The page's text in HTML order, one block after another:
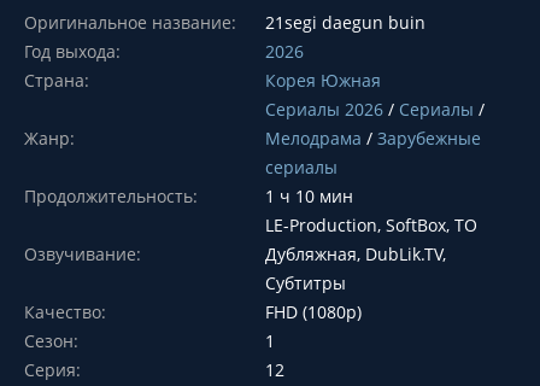
Оригинальное название:
21segi daegun buin
Год выхода:
2026
Страна:
Корея Южная
Жанр:
Сериалы 2026 / Сериалы /
Мелодрама / Зарубежные
сериалы
Продолжительность:
1 ч 10 мин
Озвучивание:
LE-Production, SoftBox, ТО
Дубляжная, DubLik.TV,
Субтитры
Качество:
FHD (1080p)
Сезон:
1
Серия:
12